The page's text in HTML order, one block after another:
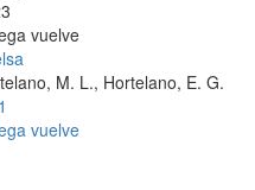
vuelve
M. L., Hortelano, E. G.
vuelve